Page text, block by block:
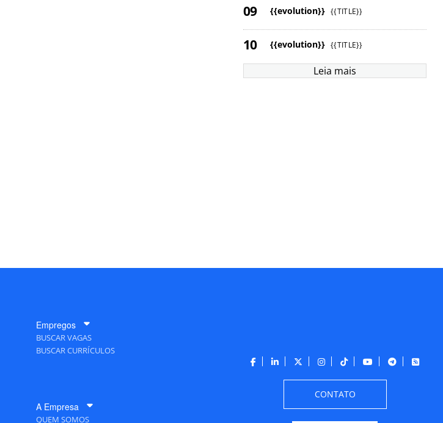
{{evolution}} {{TITLE}}
{{evolution}} {{TITLE}}
Leia mais
Empregos
BUSCAR VAGAS
BUSCAR CURRÍCULOS
A Empresa
QUEM SOMOS
CONTATO